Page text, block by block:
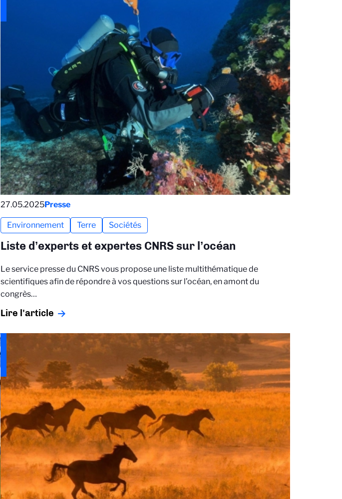
27.05.2025Presse
Environnement Terre Sociétés
Liste d’experts et expertes CNRS sur l’océan
Le service presse du CNRS vous propose une liste multithématique de
scientifiques afin de répondre à vos questions sur l’océan, en amont du
congrès…
Lire l'article